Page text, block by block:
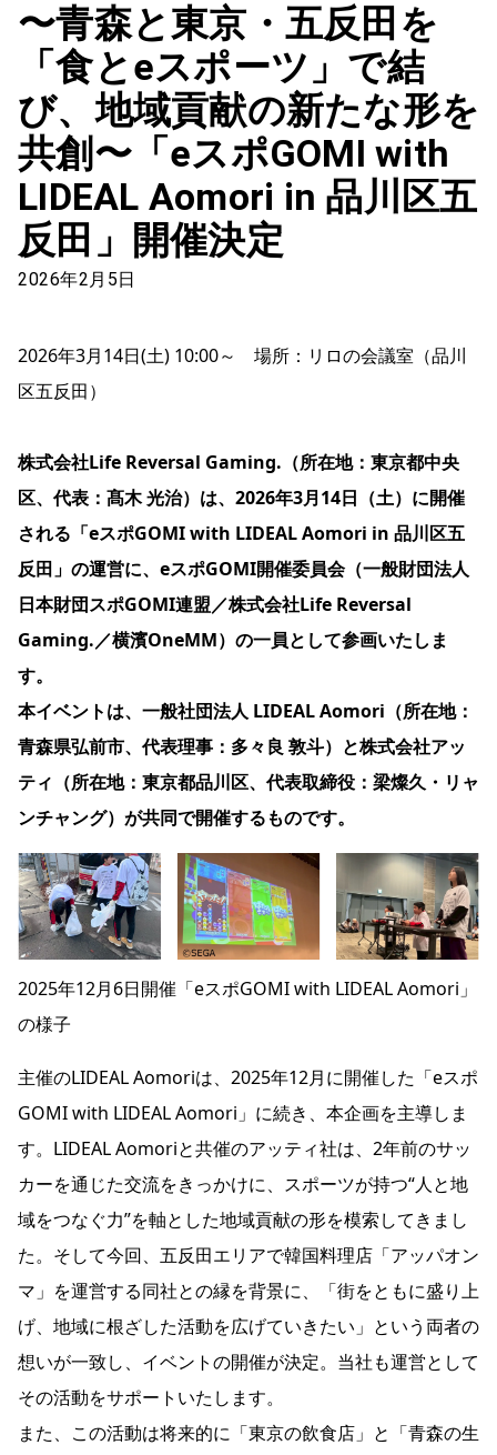
〜青森と東京・五反田を
「食とeスポーツ」で結
び、地域貢献の新たな形を
共創〜「eスポGOMI with
LIDEAL Aomori in 品川区五
反田」開催決定
2026年2月5日
2026年3月14日(土) 10:00～ 場所：リロの会議室（品川
区五反田）
株式会社Life Reversal Gaming.（所在地：東京都中央
区、代表：髙木 光治）は、2026年3月14日（土）に開催
される「eスポGOMI with LIDEAL Aomori in 品川区五
反田」の運営に、eスポGOMI開催委員会（一般財団法人
日本財団スポGOMI連盟／株式会社Life Reversal
Gaming.／横濱OneMM）の一員として参画いたしま
す。
本イベントは、一般社団法人 LIDEAL Aomori（所在地：
青森県弘前市、代表理事：多々良 敦斗）と株式会社アッ
ティ（所在地：東京都品川区、代表取締役：梁燦久・リャ
ンチャング）が共同で開催するものです。
2025年12月6日開催「eスポGOMI with LIDEAL Aomori」
の様子
主催のLIDEAL Aomoriは、2025年12月に開催した「eスポ
GOMI with LIDEAL Aomori」に続き、本企画を主導しま
す。LIDEAL Aomoriと共催のアッティ社は、2年前のサッ
カーを通じた交流をきっかけに、スポーツが持つ“人と地
域をつなぐ力”を軸とした地域貢献の形を模索してきまし
た。そして今回、五反田エリアで韓国料理店「アッパオン
マ」を運営する同社との縁を背景に、「街をともに盛り上
げ、地域に根ざした活動を広げていきたい」という両者の
想いが一致し、イベントの開催が決定。当社も運営として
その活動をサポートいたします。
また、この活動は将来的に「東京の飲食店」と「青森の生